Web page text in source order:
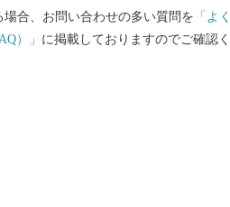
美しい緑と名水で飼育される「佐賀牛」
り」などを生産する県下有数の畜産地で
場合、お問い合わせの多い質問を 「よく
）」 に掲載しておりますのでご確認く